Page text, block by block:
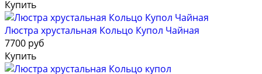
Купить
Люстра хрустальная Кольцо Купол Чайная
7700 руб
Купить